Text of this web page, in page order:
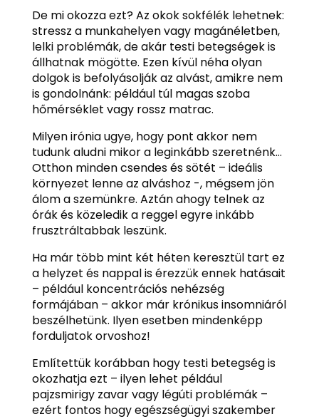
De mi okozza ezt? Az okok sokfélék lehetnek:
stressz a munkahelyen vagy magánéletben,
lelki problémák, de akár testi betegségek is
állhatnak mögötte. Ezen kívül néha olyan
dolgok is befolyásolják az alvást, amikre nem
is gondolnánk: például túl magas szoba
hőmérséklet vagy rossz matrac.
Milyen irónia ugye, hogy pont akkor nem
tudunk aludni mikor a leginkább szeretnénk…
Otthon minden csendes és sötét – ideális
környezet lenne az alváshoz -, mégsem jön
álom a szemünkre. Aztán ahogy telnek az
órák és közeledik a reggel egyre inkább
frusztráltabbak leszünk.
Ha már több mint két héten keresztül tart ez
a helyzet és nappal is érezzük ennek hatásait
– például koncentrációs nehézség
formájában – akkor már krónikus insomniáról
beszélhetünk. Ilyen esetben mindenképp
forduljatok orvoshoz!
Említettük korábban hogy testi betegség is
okozhatja ezt – ilyen lehet például
pajzsmirigy zavar vagy légúti problémák –
ezért fontos hogy egészségügyi szakember